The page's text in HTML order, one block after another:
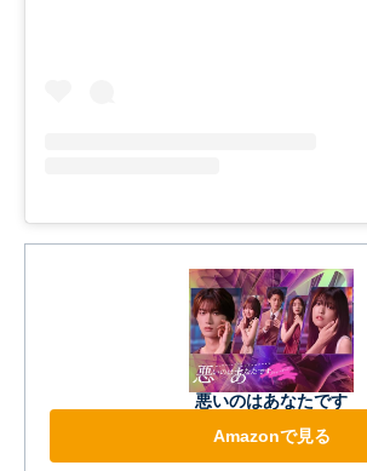
悪いのはあなたです
Amazonで見る